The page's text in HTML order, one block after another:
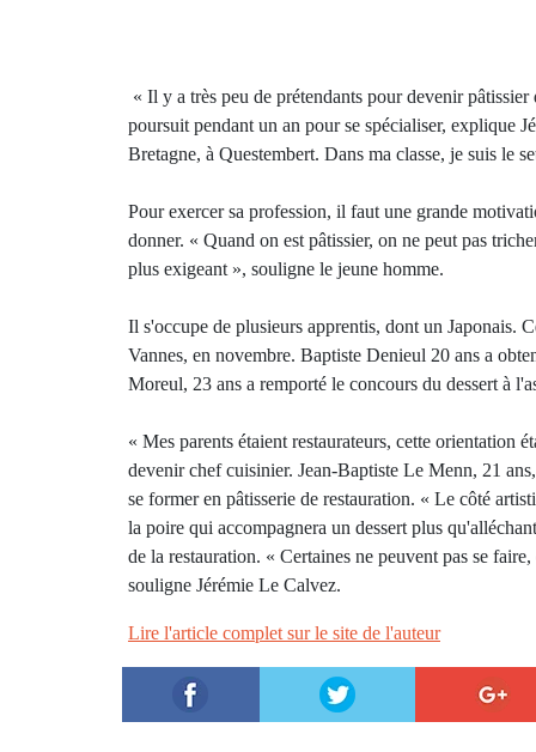
« Il y a très peu de prétendants pour devenir
poursuit pendant un an pour se spécialiser, explique
Bretagne, à Questembert. Dans ma classe, je suis le
Pour exercer sa profession, il faut une grande
donner. « Quand on est pâtissier, on ne peut pas
plus exigeant », souligne le jeune homme.
Il s'occupe de plusieurs apprentis, dont un Japonais.
Vannes, en novembre. Baptiste Denieul 20 ans a
Moreul, 23 ans a remporté le concours du dessert à
« Mes parents étaient restaurateurs, cette
devenir chef cuisinier. Jean-Baptiste Le Menn, 21
se former en pâtisserie de restauration. « Le côté
la poire qui accompagnera un dessert plus
de la restauration. « Certaines ne peuvent pas se
souligne Jérémie Le Calvez.
Lire l'article complet sur le site de l'auteur